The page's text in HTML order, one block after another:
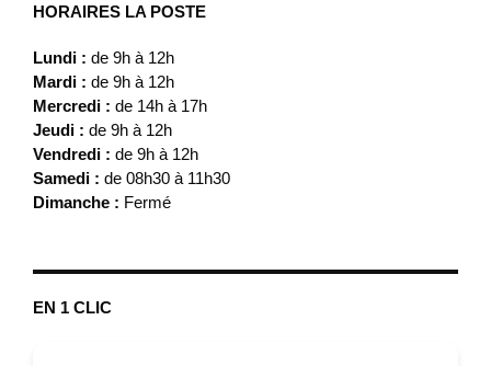
HORAIRES LA POSTE
Lundi : de 9h à 12h
Mardi : de 9h à 12h
Mercredi : de 14h à 17h
Jeudi : de 9h à 12h
Vendredi : de 9h à 12h
Samedi : de 08h30 à 11h30
Dimanche : Fermé
EN 1 CLIC